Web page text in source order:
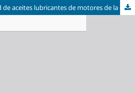
Evaluación de la calidad de aceites lubricantes de motores de la central térmica esmeraldas ii, por ftir